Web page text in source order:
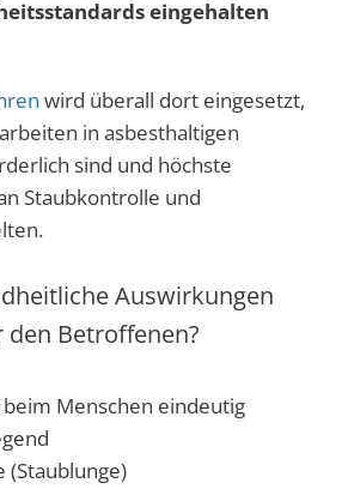
eingehalten
wird überall dort eingesetzt,
in asbesthaltigen
sind und höchste
Staubkontrolle und
Auswirkungen
Betroffenen?
Menschen eindeutig
(Staublunge)